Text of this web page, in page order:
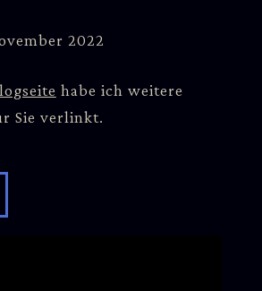
2022
habe ich weitere
Sie verlinkt.